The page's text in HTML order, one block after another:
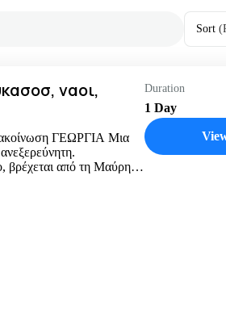
Sort
ναοι,
ΓΕΩΡΓΙΑ Μια
από τη Μαύρη
Duration
1 Day